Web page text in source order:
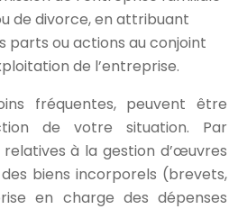
de divorce, en attribuant
parts ou actions au conjoint
de l’entreprise.
fréquentes, peuvent être
de votre situation. Par
à la gestion d’œuvres
biens incorporels (brevets,
en charge des dépenses